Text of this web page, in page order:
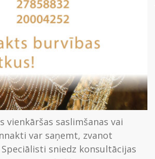
vienkāršas saslimšanas vai
var saņemt, zvanot
Speciālisti sniedz konsultācijas